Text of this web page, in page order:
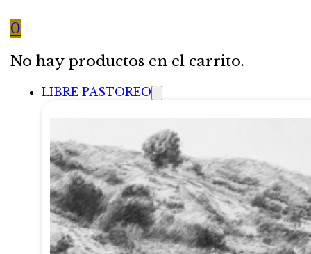
0
No hay productos en el carrito.
LIBRE PASTOREO